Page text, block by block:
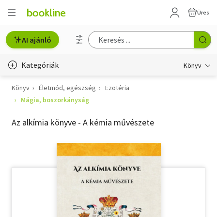
Üres
AI ajánló
Kategóriák Könyv
Életmód, egészség
Gyermek- és ifjúsági
Hobbi, szabadidő
Könyv Életmód, egészség
Ezotéria
Mágia, boszorkányság
Az alkímia könyve - A kémia művészete